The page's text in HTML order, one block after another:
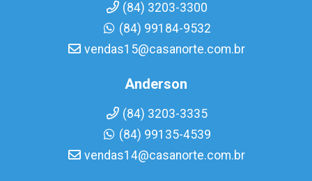
(84) 3203-3300
(84) 99184-9532
vendas15@casanorte.com.br
Anderson
(84) 3203-3335
(84) 99135-4539
vendas14@casanorte.com.br